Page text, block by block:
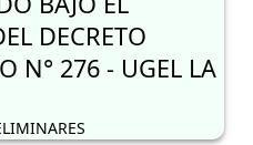
APTOS Y
PROCESO DE
DOCENTE
Y OBSERVADOS,
DOCENTE